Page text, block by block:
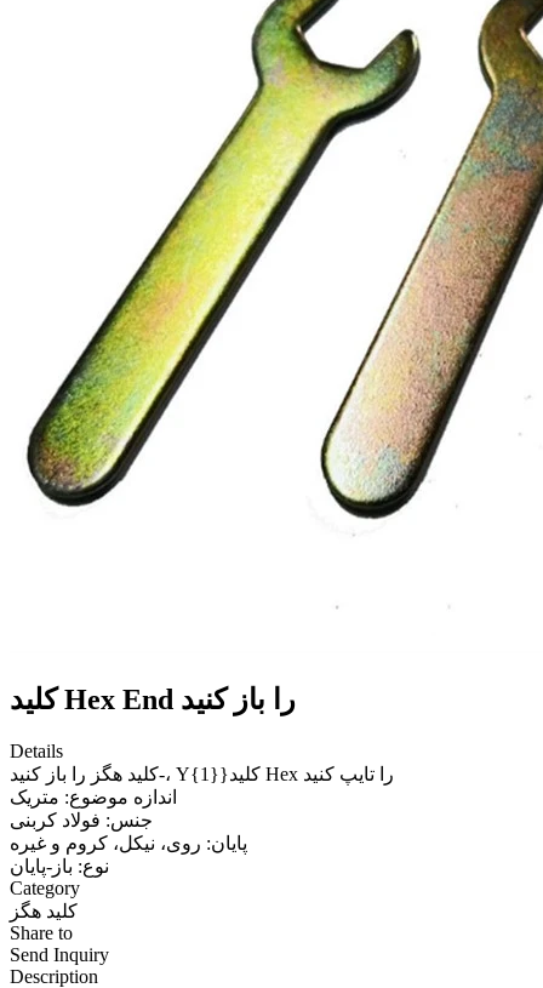
کلید Hex End را باز کنید
Details
کلید هگز را باز کنید-، Y{1}}کلید Hex را تایپ کنید
اندازه موضوع: متریک
جنس: فولاد کربنی
پایان: روی، نیکل، کروم و غیره
نوع: باز-پایان
Category
کلید هگز
Share to
Send Inquiry
Description